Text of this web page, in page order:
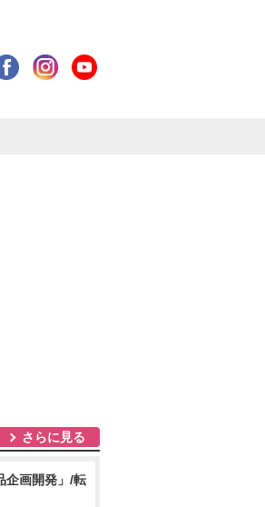
さらに見る
企画開発」/転